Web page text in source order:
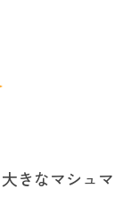
きなマシュマ